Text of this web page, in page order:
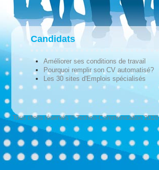
Candidats
Améliorer ses conditions de travail
Pourquoi remplir son CV automatisé?
Les 30 sites d'Emplois spécialisés
Tous droits réservés © Techno-Communication 2026